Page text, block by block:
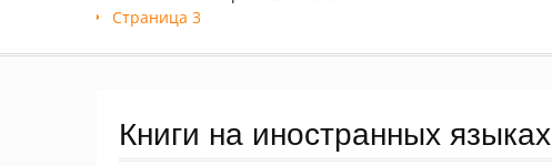
Страница 3
Книги на иностранных языках